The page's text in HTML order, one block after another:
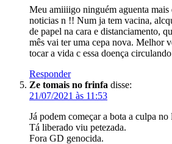
Meu amiiiigo ninguém aguenta mais
noticias n !! Num ja tem vacina,
de papel na cara e distanciamento,
mês vai ter uma cepa nova. Melhor
tocar a vida c essa doença
Responder
Ze tomais no frinfa disse:
21/07/2021 às 11:53
Já podem começar a bota a culpa no
Tá liberado viu petezada.
Fora GD genocida.